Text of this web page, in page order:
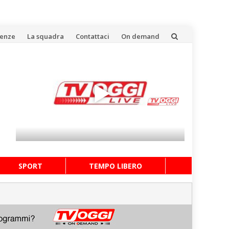
La squadra Contattaci On demand
SPORT TEMPO LIBERO